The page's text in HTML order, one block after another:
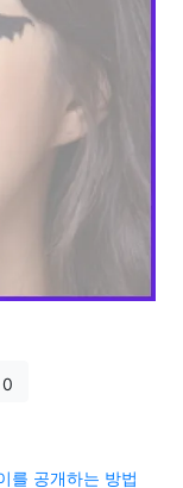
0
를 공개하는 방법